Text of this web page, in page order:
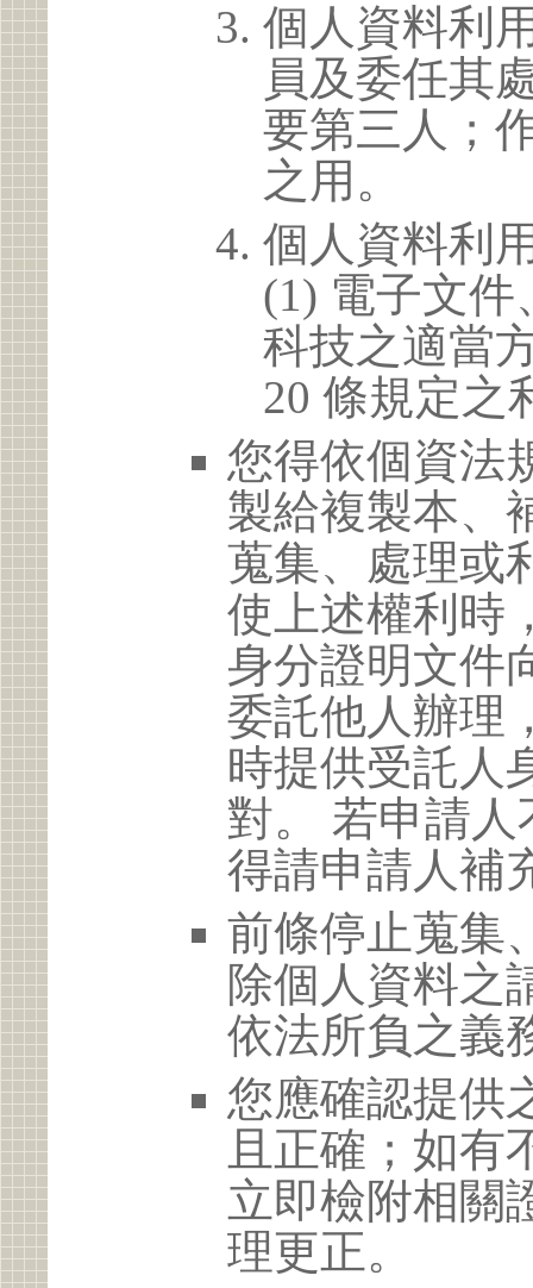
個人資料利
員及委任其
要第三人；
之用。
個人資料利
(1) 電子文
科技之適當
20 條規定之
您得依個資法
製給複製本、
蒐集、處理或
使上述權利時
身分證明文件
委託他人辦理
時提供受託人
對。 若申請
得請申請人補
前條停止蒐集
除個人資料之
依法所負之義
您應確認提供
且正確；如有
立即檢附相關
理更正。